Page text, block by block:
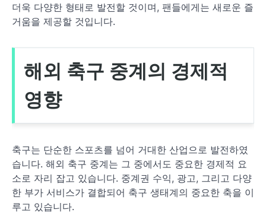
더욱 다양한 형태로 발전할 것이며, 팬들에게는 새로운 즐
거움을 제공할 것입니다.
해외 축구 중계의 경제적
영향
축구는 단순한 스포츠를 넘어 거대한 산업으로 발전하였
습니다. 해외 축구 중계는 그 중에서도 중요한 경제적 요
소로 자리 잡고 있습니다. 중계권 수익, 광고, 그리고 다양
한 부가 서비스가 결합되어 축구 생태계의 중요한 축을 이
루고 있습니다.